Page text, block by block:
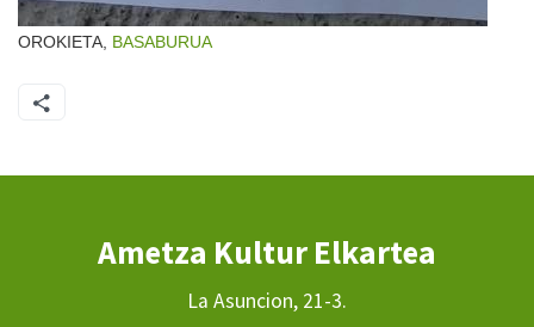
OROKIETA, BASABURUA
Ametza Kultur Elkartea
La Asuncion, 21-3.